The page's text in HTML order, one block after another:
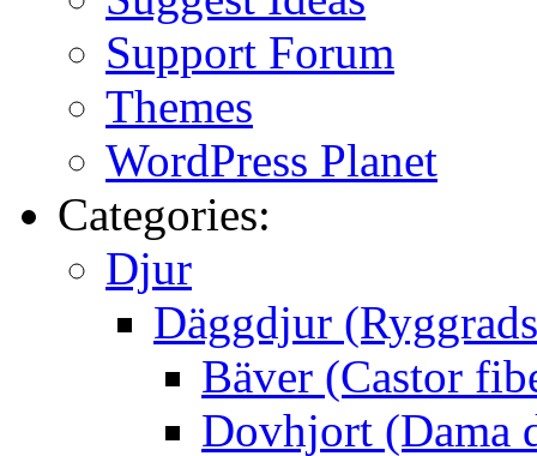
Support Forum
Themes
WordPress Planet
Categories:
Djur
Däggdjur
Bäver (Castor
Dovhjort (Dama